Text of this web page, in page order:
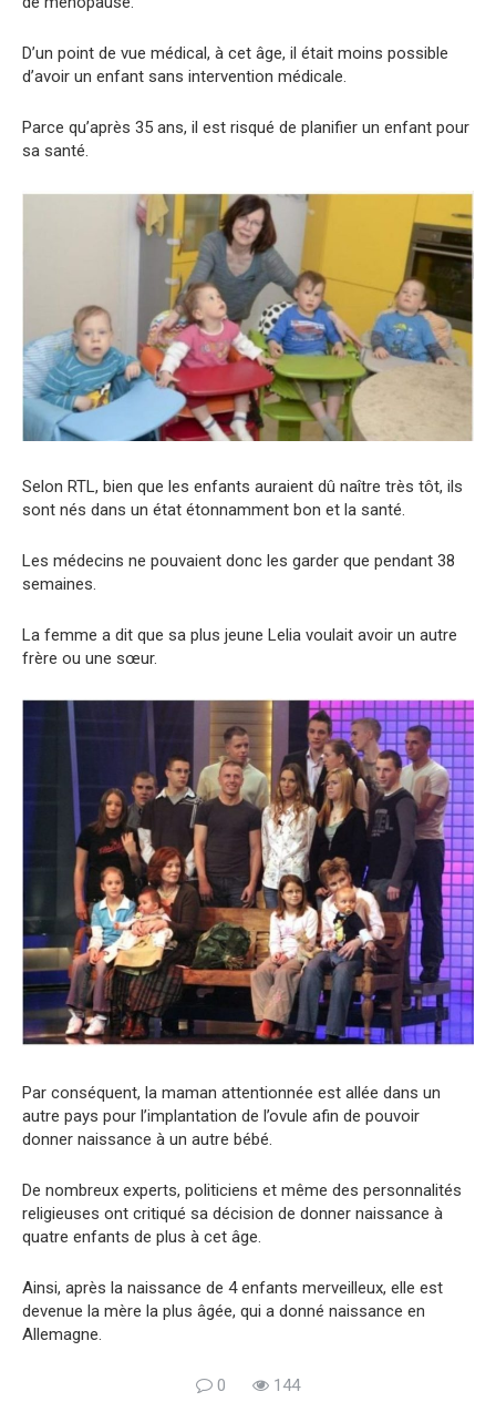
D’un point de vue médical, à cet âge, il était moins possible
d’avoir un enfant sans intervention médicale.
Parce qu’après 35 ans, il est risqué de planifier un enfant pour
sa santé.
Selon RTL, bien que les enfants auraient dû naître très tôt, ils
sont nés dans un état étonnamment bon et la santé.
Les médecins ne pouvaient donc les garder que pendant 38
semaines.
La femme a dit que sa plus jeune Lelia voulait avoir un autre
frère ou une sœur.
Par conséquent, la maman attentionnée est allée dans un
autre pays pour l’implantation de l’ovule afin de pouvoir
donner naissance à un autre bébé.
De nombreux experts, politiciens et même des personnalités
religieuses ont critiqué sa décision de donner naissance à
quatre enfants de plus à cet âge.
Ainsi, après la naissance de 4 enfants merveilleux, elle est
devenue la mère la plus âgée, qui a donné naissance en
Allemagne.
0 144